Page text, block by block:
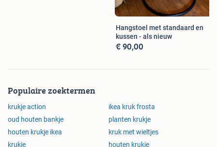
Hangstoel met standaard en
kussen - als nieuw
€ 90,00
Populaire zoektermen
krukje action
ikea kruk frosta
oud houten bankje
planten krukje
houten krukje ikea
kruk met wieltjes
krukje
houten krukje